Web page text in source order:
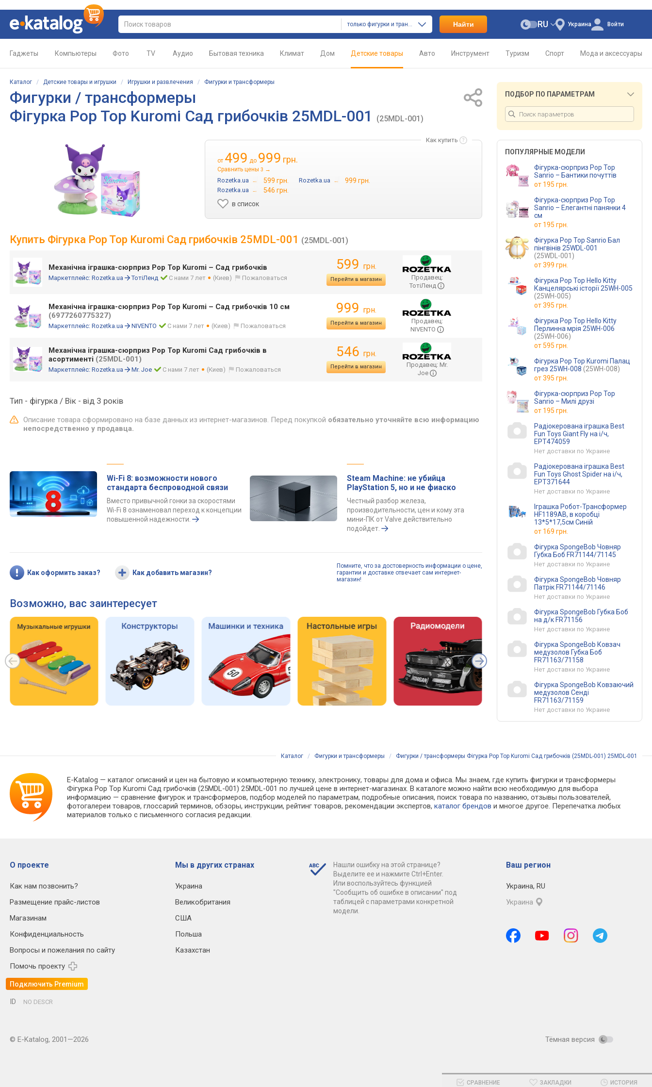
только фигурки и трансформеры Найти Украина
RU Войти
Гаджеты Компьютеры Фото TV Аудио Бытовая техника Климат Дом Детские товары Авто Инструмент Туризм Спорт Мода и аксессуары
Каталог / Детские товары и игрушки / Игрушки и развлечения / Фигурки и трансформеры
Фигурки / трансформеры
Фігурка Pop Top Kuromi Сад грибочків 25MDL-001
(25MDL-001)
Как купить
от 499 до 999 грн.
Сравнить цены 3 →
Rozetka.ua → 599 грн. Rozetka.ua → 999 грн.
Rozetka.ua →
546 грн.
в список
Купить Фігурка Pop Top Kuromi Сад грибочків 25MDL-001 (25MDL-001)
Механічна іграшка-сюрприз Pop Top Kuromi – Сад грибочків
Маркетплейс: Rozetka.ua ТотіЛенд С нами 7 лет (Киев) Пожаловаться
599 грн.
Перейти в магазин
Продавец:
ТотіЛенд
Механічна іграшка-сюрприз Pop Top Kuromi – Сад грибочків 10 см
(6977260775327)
Маркетплейс: Rozetka.ua NIVENTO С нами 7 лет (Киев) Пожаловаться
999 грн.
Перейти в магазин
Продавец:
NIVENTO
Механічна іграшка-сюрприз Pop Top Kuromi Сад грибочків в
асортименті (25MDL-001)
Маркетплейс: Rozetka.ua Mr. Joe С нами 7 лет (Киев) Пожаловаться
546 грн.
Перейти в магазин Продавец: Mr.
Joe
Тип - фігурка / Вік - від 3 років
Описание товара сформировано на базе данных из интернет-магазинов. Перед покупкой обязательно уточняйте всю информацию
непосредственно у продавца.
Wi-Fi 8: возможности нового
стандарта беспроводной связи
Вместо привычной гонки за скоростями
Wi-Fi 8 ознаменовал переход к концепции
повышенной надежности.
Steam Machine: не убийца
PlayStation 5, но и не фиаско
Честный разбор железа,
производительности, цен и кому эта
мини-ПК от Valve действительно
подойдет.
Как оформить заказ? Как добавить магазин?
Помните, что за достоверность информации о цене,
гарантии и доставке отвечает сам интернет-
магазин!
Возможно, вас заинтересует
ПОДБОР ПО ПАРАМЕТРАМ
ПОПУЛЯРНЫЕ МОДЕЛИ
Фігурка-сюрприз Pop Top
Sanrio – Бантики почуттів
от 195 грн.
Фігурка-сюрприз Pop Top
Sanrio – Елегантні панянки 4
см
от 195 грн.
Фігурка Pop Top Sanrio Бал
пінгвінів 25WDL-001
(25WDL-001)
от399 грн.
Фігурка Pop Top Hello Kitty
Канцелярські історії 25WH-005
(25WH-005)
от395 грн.
Фігурка Pop Top Hello Kitty
Перлинна мрія 25WH-006
(25WH-006)
от595 грн.
Фігурка Pop Top Kuromi Палац
грез 25WH-008 (25WH-008)
от395 грн.
Фігурка-сюрприз Pop Top
Sanrio – Милі друзі
от 195 грн.
Радіокерована іграшка Best
Fun Toys Giant Fly на і/ч,
EPT474059
Нет доставки по Украине
Радіокерована іграшка Best
Fun Toys Ghost Spider на і/ч,
EPT371644
Нет доставки по Украине
Іграшка Робот-Трансформер
HF1189AB, в коробці
13*5*17,5см Синій
от 169 грн.
Фігурка SpongeBob Човняр
Губка Боб FR71144/71145
Нет доставки по Украине
Фігурка SpongeBob Човняр
Патрік FR71144/71146
Нет доставки по Украине
Фігурка SpongeBob Губка Боб
на д/к FR71156
Нет доставки по Украине
Фігурка SpongeBob Ковзач
медузолов Губка Боб
FR71163/71158
Нет доставки по Украине
Фігурка SpongeBob Ковзаючий
медузолов Сенді
FR71163/71159
Нет доставки по Украине
Каталог / Фигурки и трансформеры / Фигурки / трансформеры Фігурка Pop Top Kuromi Сад грибочків (25MDL-001) 25MDL-001
E-Katalog — каталог описаний и цен на бытовую и компьютерную технику, электронику, товары для дома и офиса. Мы знаем, где купить фигурки и трансформеры
Фігурка Pop Top Kuromi Сад грибочків (25MDL-001) 25MDL-001 по лучшей цене в интернет-магазинах. В каталоге можно найти всю необходимую для выбора
информацию — сравнение фигурок и трансформеров, подбор моделей по параметрам, подробные описания, поиск товара по названию, отзывы пользователей,
фотогалереи товаров, глоссарий терминов, обзоры, инструкции, рейтинг товаров, рекомендации экспертов,каталог брендов и многое другое. Перепечатка любых
материалов только с письменного согласия редакции.
О проекте
Как нам позвонить?
Размещение прайс-листов
Магазинам
Конфиденциальность
Вопросы и пожелания по сайту
Помочь проекту
Подключить Premium
Мы в других странах
Украина
Великобритания
США
Польша
Казахстан
Нашли ошибку на этой странице?
Выделите ее и нажмите Ctrl+Enter.
Или воспользуйтесь функцией
"Сообщить об ошибке в описании" под
таблицей с параметрами конкретной
модели.
Ваш регион
Украина, RU
Украина
ID NO DESCR
© E-Katalog, 2001—2026 Тёмная версия
СРАВНЕНИЕ ЗАКЛАДКИ ИСТОРИЯ